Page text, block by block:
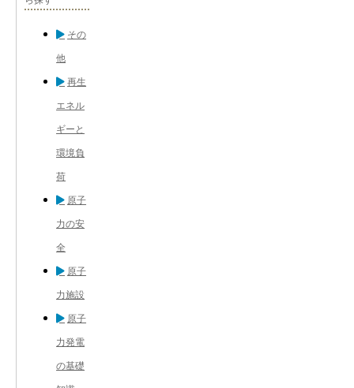
その
他
再生
エネル
ギーと
環境負
荷
原子
力の安
全
原子
力施設
原子
力発電
の基礎